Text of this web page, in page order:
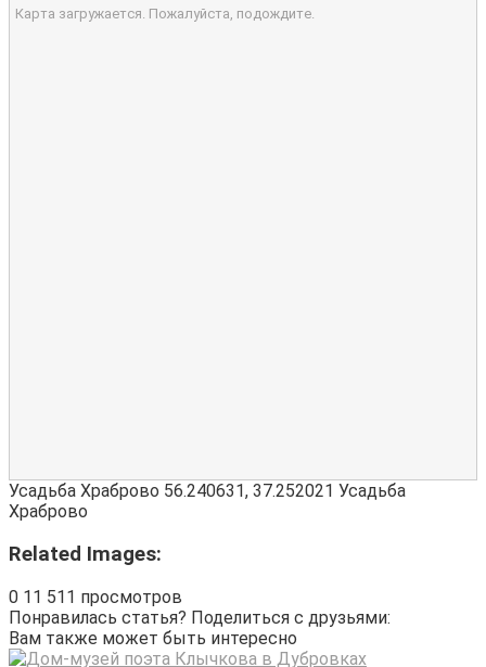
Карта загружается. Пожалуйста, подождите.
Усадьба Храброво 56.240631, 37.252021 Усадьба
Храброво
Related Images:
0 11 511 просмотров
Понравилась статья? Поделиться с друзьями:
Вам также может быть интересно